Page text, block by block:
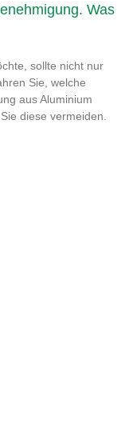
Was
sollte nicht nur
Sie, welche
aus Aluminium
diese vermeiden.